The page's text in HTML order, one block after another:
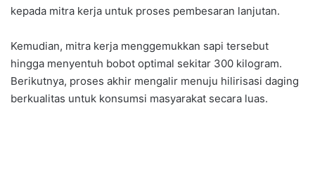
kepada mitra kerja untuk proses pembesaran lanjutan.
Kemudian, mitra kerja menggemukkan sapi tersebut
hingga menyentuh bobot optimal sekitar 300 kilogram.
Berikutnya, proses akhir mengalir menuju hilirisasi daging
berkualitas untuk konsumsi masyarakat secara luas.